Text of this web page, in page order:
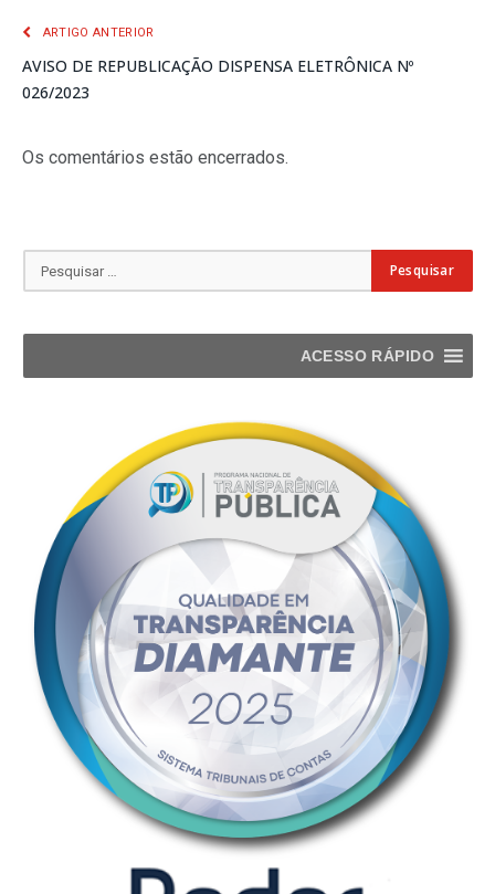
ARTIGO ANTERIOR
AVISO DE REPUBLICAÇÃO DISPENSA ELETRÔNICA Nº
026/2023
Os comentários estão encerrados.
ACESSO RÁPIDO